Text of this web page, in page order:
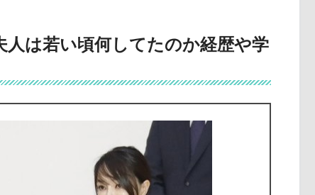
は若い頃何してたのか経歴や学